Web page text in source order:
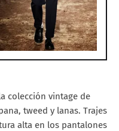
colección vintage de
tweed y lanas. Trajes
alta en los pantalones